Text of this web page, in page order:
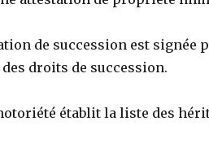
de succession est signée
droits de succession.
notoriété établit la liste des